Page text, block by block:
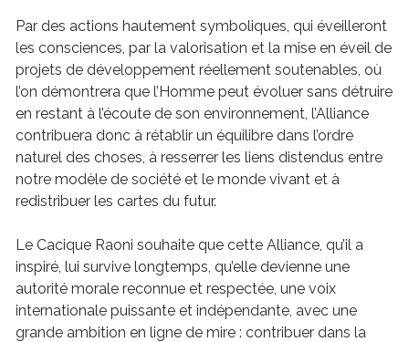
Par des actions hautement symboliques, qui éveilleront
les consciences, par la valorisation et la mise en éveil de
projets de développement réellement soutenables, où
l’on démontrera que l’Homme peut évoluer sans détruire
en restant à l’écoute de son environnement, l’Alliance
contribuera donc à rétablir un équilibre dans l’ordre
naturel des choses, à resserrer les liens distendus entre
notre modèle de société et le monde vivant et à
redistribuer les cartes du futur.
Le Cacique Raoni souhaite que cette Alliance, qu’il a
inspiré, lui survive longtemps, qu’elle devienne une
autorité morale reconnue et respectée, une voix
internationale puissante et indépendante, avec une
grande ambition en ligne de mire : contribuer dans la